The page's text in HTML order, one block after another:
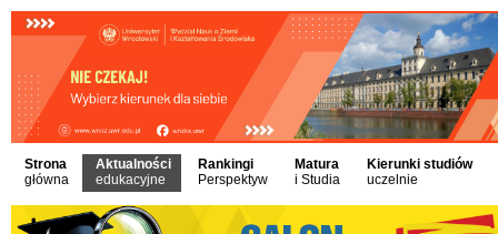
Strona
główna
Aktualności
edukacyjne
Rankingi
Perspektyw
Matura
i Studia
Kierunki studiów
uczelnie